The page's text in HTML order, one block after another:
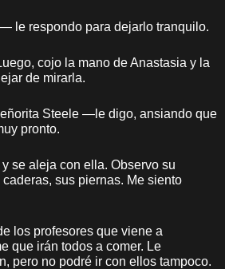
le respondo para dejarlo tranquilo.
cojo la mano de Anastasia y la
de mirarla.
Steele —le digo, ansiando que
pronto.
se aleja con ella. Observo su
sus piernas. Me siento
los profesores que viene a
que irán todos a comer. Le
pero no podré ir con ellos tampoco.